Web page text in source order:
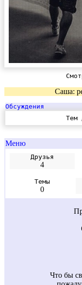
Саша:
Обсуждения
Тем
Меню
Друзья
4
Темы
0
Что бы